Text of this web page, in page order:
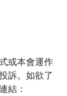
或本會運作
訴。如欲了
結：